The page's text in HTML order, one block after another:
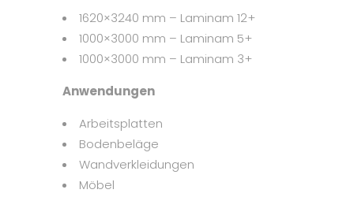
1620×3240 mm – Laminam 12+
1000×3000 mm – Laminam 5+
1000×3000 mm – Laminam 3+
Anwendungen
Arbeitsplatten
Bodenbeläge
Wandverkleidungen
Möbel